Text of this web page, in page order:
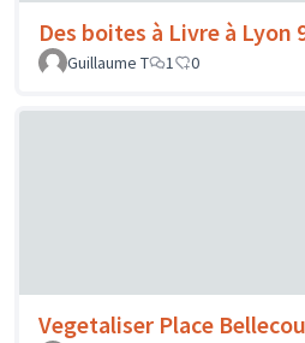
Des boites à Livre à Lyon
Guillaume T
1 0
Vegetaliser Place